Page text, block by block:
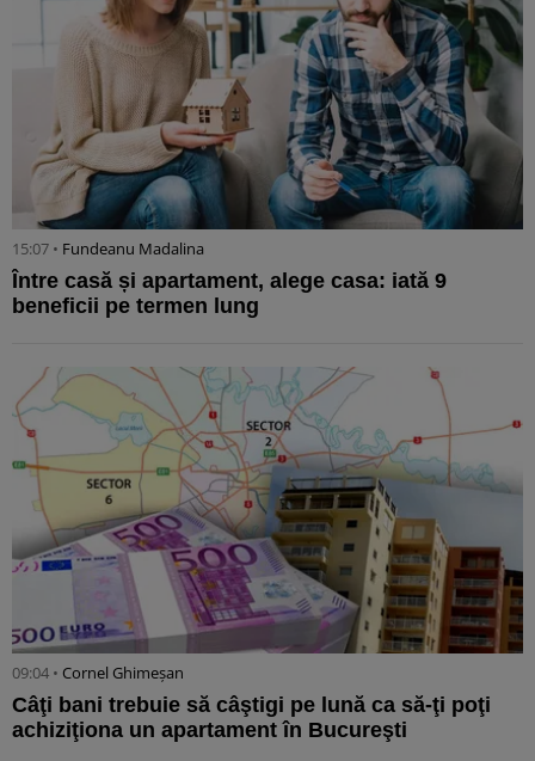
15:07 • Fundeanu Madalina
Între casă și apartament, alege casa: iată 9
beneficii pe termen lung
09:04 • Cornel Ghimeșan
Câţi bani trebuie să câştigi pe lună ca să-ţi poţi
achiziţiona un apartament în Bucureşti